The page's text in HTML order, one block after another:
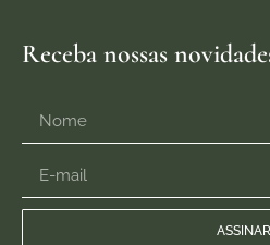
Receba nossas
ASSINAR